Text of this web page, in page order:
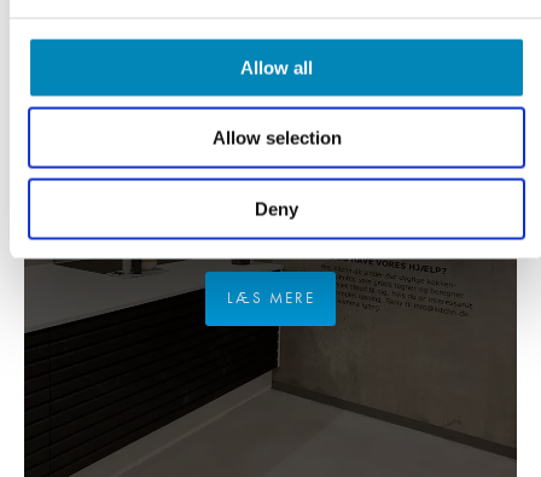
Allow all
Allow selection
Deny
Showroom
BESØG OS I VORES
LÆS MERE